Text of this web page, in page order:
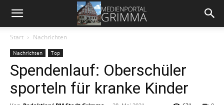
Start Nachrichten
Nachrichten Top
Spendenlauf: Oberschüler
sporteln für kranke Kinder